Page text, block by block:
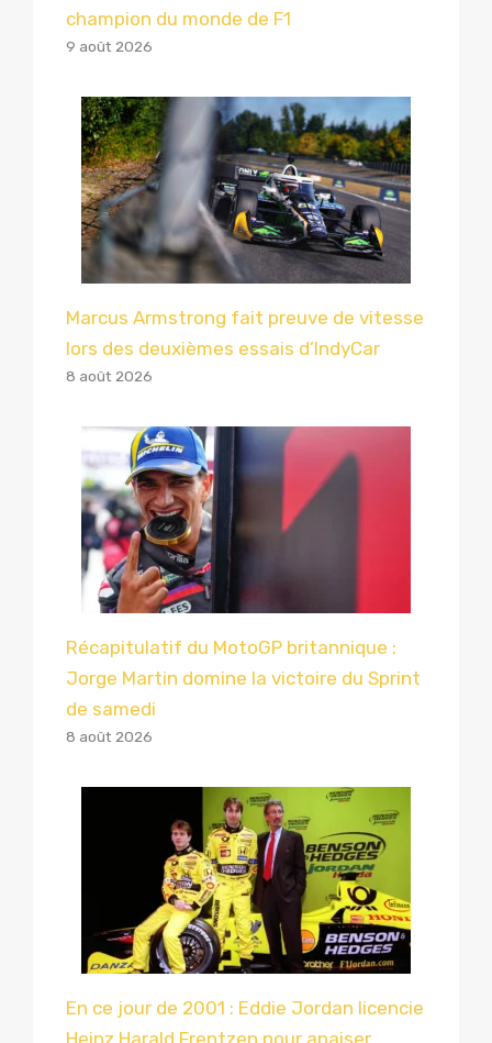
champion du monde de F1
9 août 2026
Marcus Armstrong fait preuve de vitesse
lors des deuxièmes essais d’IndyCar
8 août 2026
Récapitulatif du MotoGP britannique :
Jorge Martin domine la victoire du Sprint
de samedi
8 août 2026
En ce jour de 2001 : Eddie Jordan licencie
Heinz Harald Frentzen pour apaiser